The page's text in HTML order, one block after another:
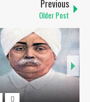
Previous
Older Post